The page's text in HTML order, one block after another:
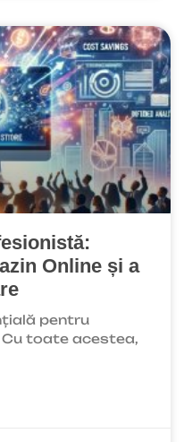
Online și a
pentru
toate acestea,